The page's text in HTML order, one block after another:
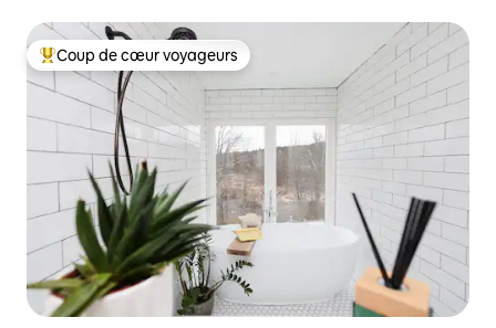
Coup de cœur voyageurs parmi les plus aimés
Coup de cœur voyageurs